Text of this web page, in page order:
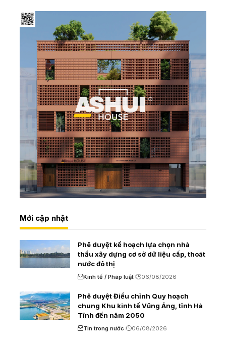
Mới cập nhật
Phê duyệt kế hoạch lựa chọn nhà
thầu xây dựng cơ sở dữ liệu cấp, thoát
nước đô thị
Kinh tế / Pháp luật 06/08/2026
Phê duyệt Điều chỉnh Quy hoạch
chung Khu kinh tế Vũng Áng, tỉnh Hà
Tĩnh đến năm 2050
Tin trong nước 06/08/2026